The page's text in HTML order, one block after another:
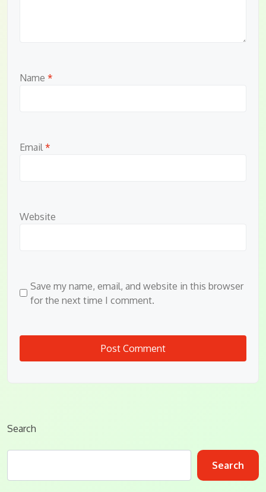
Name *
Email *
Website
Save my name, email, and website in this browser
for the next time I comment.
Search
Search